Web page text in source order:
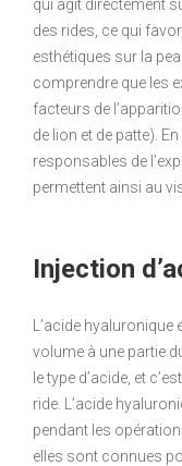
qui agit directement
des rides, ce qui
esthétiques sur la
comprendre que les
facteurs de
de lion et de patte).
responsables de
permettent ainsi au
Injection
L’acide
volume à une partie
le type d’acide, et
ride. L’acide
pendant les
elles sont connues